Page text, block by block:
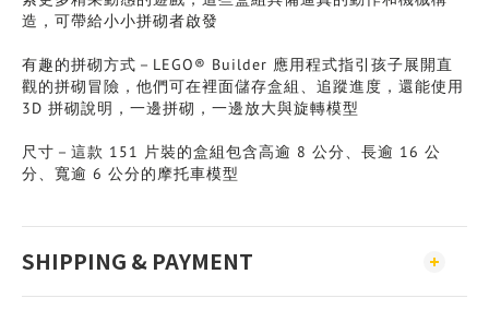
造，可帶給小小拼砌者啟發
有趣的拼砌方式－LEGO® Builder 應用程式指引孩子展開直
觀的拼砌冒險，他們可在裡面儲存盒組、追蹤進度，還能使用
3D 拼砌說明，一邊拼砌，一邊放大與旋轉模型
尺寸－這款 151 片裝的盒組包含高逾 8 公分、長逾 16 公
分、寬逾 6 公分的摩托車模型
SHIPPING & PAYMENT